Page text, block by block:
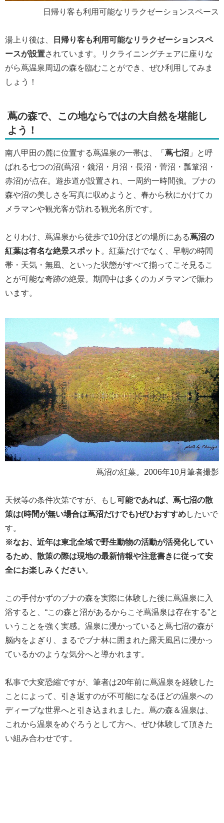
日帰り客も利用可能なリラクゼーションスペース
湯上り後は、
日帰り客も利用可能なリラクゼーションスペ
ースが設置されています。リクライニングチェアに座りな
がら蔦温泉周辺の森を臨むことができ、ぜひ利用してみま
しょう！
蔦の森で、この地ならではの大自然を堪能し
よう！
南八甲田の麓に位置する蔦温泉の一帯は、「 蔦七沼 」と呼
ばれる七つの沼(蔦沼・鏡沼・月沼・長沼・菅沼・瓢箪沼・
赤沼)が点在。遊歩道が設置され、一周約一時間強。ブナの
森や沼の美しさを写真に収めようと、春から秋にかけてカ
メラマンや観光客が訪れる観光名所です。
とりわけ、蔦温泉から徒歩で10分ほどの場所にある蔦沼の
紅葉は有名な絶景スポット 。紅葉だけでなく、早朝の時間
帯・天気・無風、といった状態がすべて揃ってこそ見るこ
とが可能な奇跡の絶景。期間中は多くのカメラマンで賑わ
います。
蔦沼の紅葉。2006年10月筆者撮影
天候等の条件次第ですが、もし可能であれば、蔦七沼の散
策は(時間が無い場合は蔦沼だけでも)ぜひおすすめしたいで
す。
※なお、近年は東北全域で野生動物の活動が活発化してい
るため、散策の際は現地の最新情報や注意書きに従って安
全にお楽しみください。
この手付かずのブナの森を実際に体験した後に蔦温泉に入
浴すると、“この森と沼があるからこそ蔦温泉は存在する”と
いうことを強く実感。温泉に浸かっていると蔦七沼の森が
脳内をよぎり、まるでブナ林に囲まれた露天風呂に浸かっ
ているかのような気分へと導かれます。
私事で大変恐縮ですが、筆者は20年前に蔦温泉を経験した
ことによって、引き返すのが不可能になるほどの温泉への
ディープな世界へと引き込まれました。蔦の森＆温泉は、
これから温泉をめぐろうとして方へ、ぜひ体験して頂きた
い組み合わせです。